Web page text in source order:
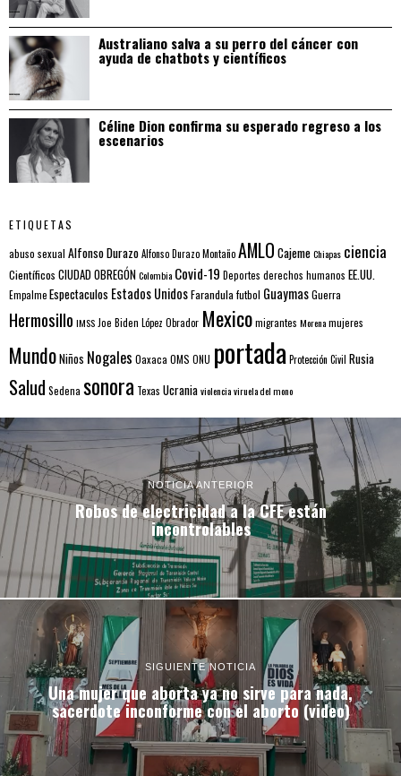
Australiano salva a su perro del cáncer con
ayuda de chatbots y científicos
Céline Dion confirma su esperado regreso a los
escenarios
ETIQUETAS
abuso sexual Alfonso DurazoAlfonso Durazo MontañoAMLO CajemeChiapas ciencia
Científicos CIUDAD OBREGÓNColombia Covid-19 Deportes derechos humanos EE.UU.
EmpalmeEspectaculos Estados UnidosFarandula futbol GuaymasGuerra
Hermosillo IMSS Joe Biden López Obrador Mexicomigrantes Morenamujeres
MundoNiños Nogales Oaxaca OMS ONU portada Protección Civil Rusia
Salud Sedena sonora Texas Ucraniaviolenciaviruela del mono
NOTICIA ANTERIOR
Robos de electricidad a la CFE están
incontrolables
SIGUIENTE NOTICIA
Una mujer que aborta ya no sirve para nada,
sacerdote inconforme con el aborto (video)